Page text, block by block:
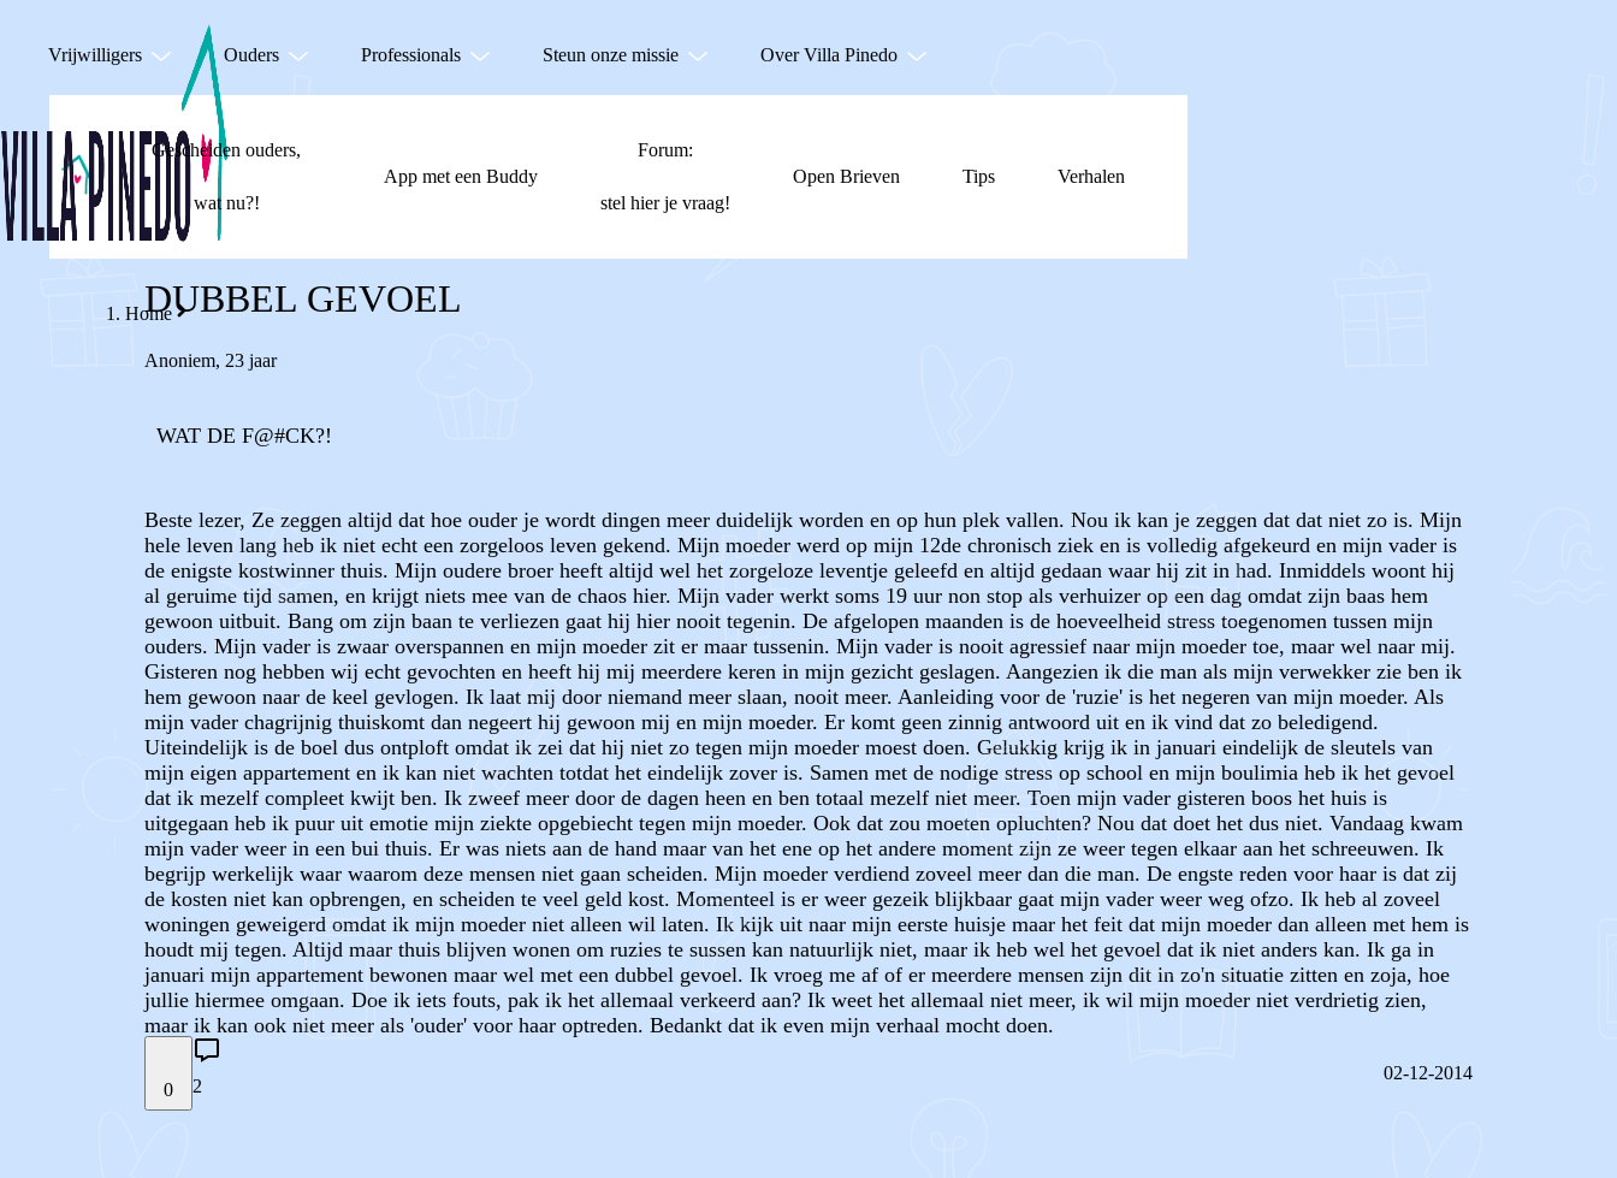
Vrijwilligers Ouders Professionals Steun onze missie Over Villa Pinedo
Gescheiden ouders,
wat nu?!
App met een Buddy
Forum:
stel hier je vraag!
Open Brieven Tips Verhalen
Home
DUBBEL GEVOEL
Anoniem, 23 jaar
WAT DE F@#CK?!
Beste lezer, Ze zeggen altijd dat hoe ouder je wordt dingen meer duidelijk worden en op hun plek vallen. Nou ik kan je zeggen dat dat niet zo is. Mijn
hele leven lang heb ik niet echt een zorgeloos leven gekend. Mijn moeder werd op mijn 12de chronisch ziek en is volledig afgekeurd en mijn vader is
de enigste kostwinner thuis. Mijn oudere broer heeft altijd wel het zorgeloze leventje geleefd en altijd gedaan waar hij zit in had. Inmiddels woont hij
al geruime tijd samen, en krijgt niets mee van de chaos hier. Mijn vader werkt soms 19 uur non stop als verhuizer op een dag omdat zijn baas hem
gewoon uitbuit. Bang om zijn baan te verliezen gaat hij hier nooit tegenin. De afgelopen maanden is de hoeveelheid stress toegenomen tussen mijn
ouders. Mijn vader is zwaar overspannen en mijn moeder zit er maar tussenin. Mijn vader is nooit agressief naar mijn moeder toe, maar wel naar mij.
Gisteren nog hebben wij echt gevochten en heeft hij mij meerdere keren in mijn gezicht geslagen. Aangezien ik die man als mijn verwekker zie ben ik
hem gewoon naar de keel gevlogen. Ik laat mij door niemand meer slaan, nooit meer. Aanleiding voor de 'ruzie' is het negeren van mijn moeder. Als
mijn vader chagrijnig thuiskomt dan negeert hij gewoon mij en mijn moeder. Er komt geen zinnig antwoord uit en ik vind dat zo beledigend.
Uiteindelijk is de boel dus ontploft omdat ik zei dat hij niet zo tegen mijn moeder moest doen. Gelukkig krijg ik in januari eindelijk de sleutels van
mijn eigen appartement en ik kan niet wachten totdat het eindelijk zover is. Samen met de nodige stress op school en mijn boulimia heb ik het gevoel
dat ik mezelf compleet kwijt ben. Ik zweef meer door de dagen heen en ben totaal mezelf niet meer. Toen mijn vader gisteren boos het huis is
uitgegaan heb ik puur uit emotie mijn ziekte opgebiecht tegen mijn moeder. Ook dat zou moeten opluchten? Nou dat doet het dus niet. Vandaag kwam
mijn vader weer in een bui thuis. Er was niets aan de hand maar van het ene op het andere moment zijn ze weer tegen elkaar aan het schreeuwen. Ik
begrijp werkelijk waar waarom deze mensen niet gaan scheiden. Mijn moeder verdiend zoveel meer dan die man. De engste reden voor haar is dat zij
de kosten niet kan opbrengen, en scheiden te veel geld kost. Momenteel is er weer gezeik blijkbaar gaat mijn vader weer weg ofzo. Ik heb al zoveel
woningen geweigerd omdat ik mijn moeder niet alleen wil laten. Ik kijk uit naar mijn eerste huisje maar het feit dat mijn moeder dan alleen met hem is
houdt mij tegen. Altijd maar thuis blijven wonen om ruzies te sussen kan natuurlijk niet, maar ik heb wel het gevoel dat ik niet anders kan. Ik ga in
januari mijn appartement bewonen maar wel met een dubbel gevoel. Ik vroeg me af of er meerdere mensen zijn dit in zo'n situatie zitten en zoja, hoe
jullie hiermee omgaan. Doe ik iets fouts, pak ik het allemaal verkeerd aan? Ik weet het allemaal niet meer, ik wil mijn moeder niet verdrietig zien,
maar ik kan ook niet meer als 'ouder' voor haar optreden. Bedankt dat ik even mijn verhaal mocht doen.
0 2
02-12-2014